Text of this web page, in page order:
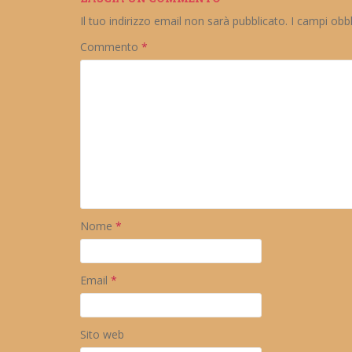
Il tuo indirizzo email non sarà pubblicato. I campi
Commento *
Nome *
Email *
Sito web